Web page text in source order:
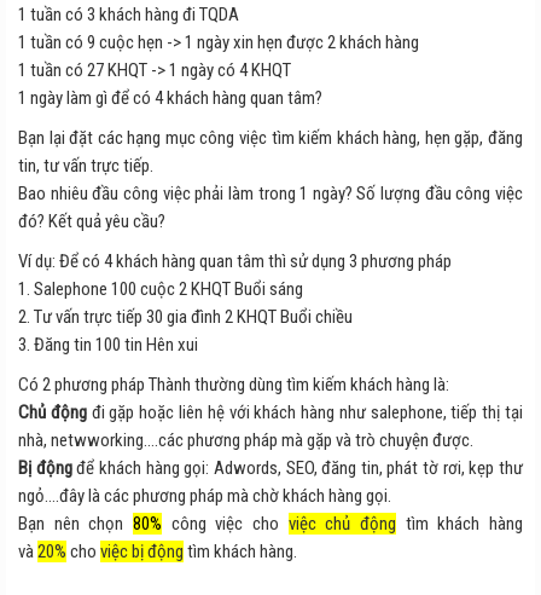
1 tuần có 3 khách hàng đi TQDA
1 tuần có 9 cuộc hẹn -> 1 ngày xin hẹn được 2 khách hàng
1 tuần có 27 KHQT -> 1 ngày có 4 KHQT
1 ngày làm gì để có 4 khách hàng quan tâm?
Bạn lại đặt các hạng mục công việc tìm kiếm khách hàng, hẹn gặp, đăng
tin, tư vấn trực tiếp.
Bao nhiêu đầu công việc phải làm trong 1 ngày? Số lượng đầu công việc
đó? Kết quả yêu cầu?
Ví dụ: Để có 4 khách hàng quan tâm thì sử dụng 3 phương pháp
1. Salephone 100 cuộc 2 KHQT Buổi sáng
2. Tư vấn trực tiếp 30 gia đình 2 KHQT Buổi chiều
3. Đăng tin 100 tin Hên xui
Có 2 phương pháp Thành thường dùng tìm kiếm khách hàng là:
Chủ độngđi gặp hoặc liên hệ với khách hàng như salephone, tiếp thị tại
nhà, netwworking….các phương pháp mà gặp và trò chuyện được.
Bị độngđể khách hàng gọi: Adwords, SEO, đăng tin, phát tờ rơi, kẹp thư
ngỏ….đây là các phương pháp mà chờ khách hàng gọi.
Bạn nên chọn 80% công việc cho việc chủ động tìm khách hàng
và 20% cho việc bị động tìm khách hàng.